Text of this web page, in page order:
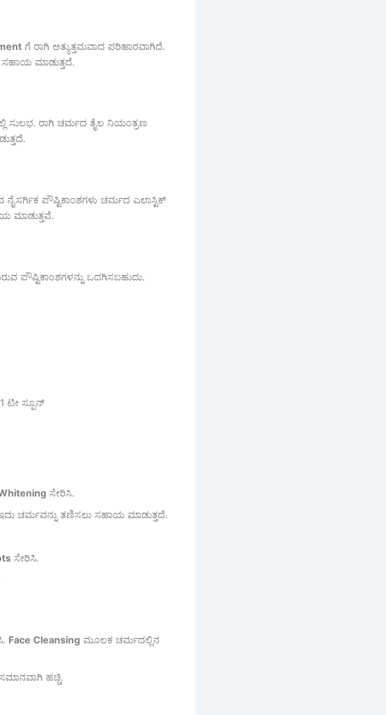
ಗೆ ರಾಗಿ ಅತ್ಯುತ್ತಮವಾದ ಪರಿಹಾರವಾಗಿದೆ.
ಮಾಡುತ್ತದೆ.
ಸುಲಭ. ರಾಗಿ ಚರ್ಮದ ತೈಲ ನಿಯಂತ್ರಣ
ನೈಸರ್ಗಿಕ ಪೌಷ್ಟಿಕಾಂಶಗಳು ಚರ್ಮದ ಎಲಾಸ್ಟಿಕ್
ಮಾಡುತ್ತವೆ.
ಪೌಷ್ಟಿಕಾಂಶಗಳನ್ನು ಒದಗಿಸಬಹುದು.
ಟೀ ಸ್ಪೂನ್
ಸೇರಿಸಿ.
ಚರ್ಮವನ್ನು ತಣಿಸಲು ಸಹಾಯ ಮಾಡುತ್ತದೆ.
ಸೇರಿಸಿ.
Face Cleansing ಮೂಲಕ ಚರ್ಮದಲ್ಲಿನ
ಸಮಾನವಾಗಿ ಹಚ್ಚಿ.